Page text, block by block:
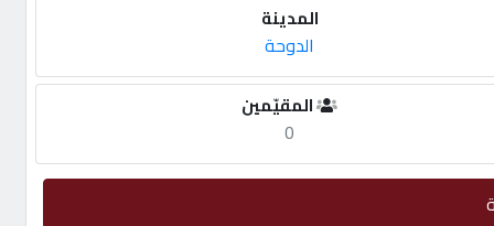
المدينة
الدوحة
المقيّمين
0